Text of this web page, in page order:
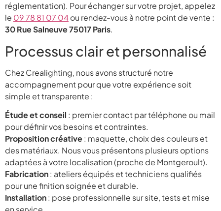
réglementation). Pour échanger sur votre projet, appelez
le 09 78 81 07 04ou rendez-vous à notre point de vente :
30 Rue Salneuve 75017 Paris.
Processus clair et personnalisé
Chez Crealighting, nous avons structuré notre
accompagnement pour que votre expérience soit
simple et transparente :
Étude et conseil : premier contact par téléphone ou mail
pour définir vos besoins et contraintes.
Proposition créative: maquette, choix des couleurs et
des matériaux. Nous vous présentons plusieurs options
adaptées à votre localisation (proche de Montgeroult).
Fabrication: ateliers équipés et techniciens qualifiés
pour une finition soignée et durable.
Installation: pose professionnelle sur site, tests et mise